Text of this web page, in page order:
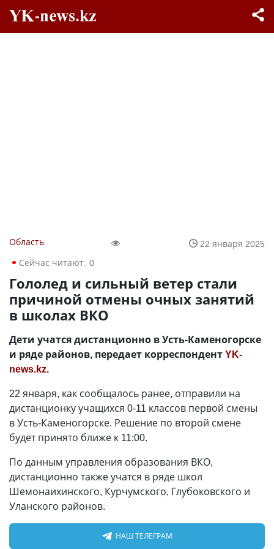
Область
22 января 2025
Сейчас читают: 0
Гололед и сильный ветер стали
причиной отмены очных занятий
в школах ВКО
Дети учатся дистанционно в Усть-Каменогорске
и ряде районов, передает корреспондентYK-
news.kz.
22 января, как сообщалось ранее, отправили на
дистанционку учащихся 0-11 классов первой смены
в Усть-Каменогорске. Решение по второй смене
будет принято ближе к 11:00.
По данным управления образования ВКО,
дистанционно также учатся в ряде школ
Шемонаихинского, Курчумского, Глубоковского и
Уланского районов.
НАШ ТЕЛЕГРАМ